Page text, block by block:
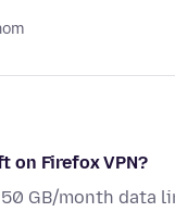
on Firefox VPN?
GB/month data